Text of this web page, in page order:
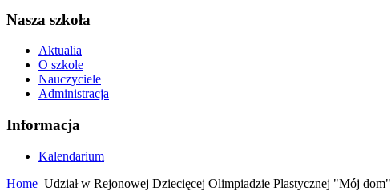
Nasza szkoła
Aktualia
O szkole
Nauczyciele
Administracja
Informacja
Kalendarium
Home Udział w Rejonowej Dziecięcej Olimpiadzie Plastycznej "Mój dom"